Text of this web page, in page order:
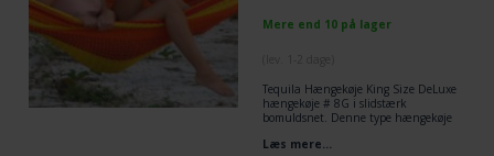
Mere end 10 på lager
Tequila Hængekøje King Size DeLuxe
hængekøje # 8G i slidstærk
bomuldsnet. Denne type hængekøje
Marked Tropical.
Læs mere...